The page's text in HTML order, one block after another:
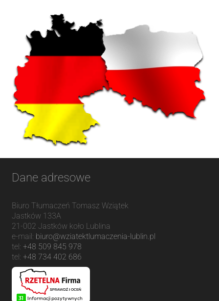
Dane adresowe
Biuro Tłumaczeń Tomasz Wziątek
Jastków 133A
21-002 Jastków koło Lublina
e-mail: biuro@wziatektlumaczenia-lublin.pl
tel: +48 509 845 978
tel: +48 734 402 686